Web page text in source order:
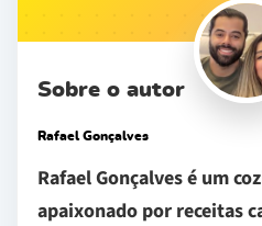
Sobre o autor
Rafael Gonçalves
Rafael Gonçalves é um
apaixonado por receitas